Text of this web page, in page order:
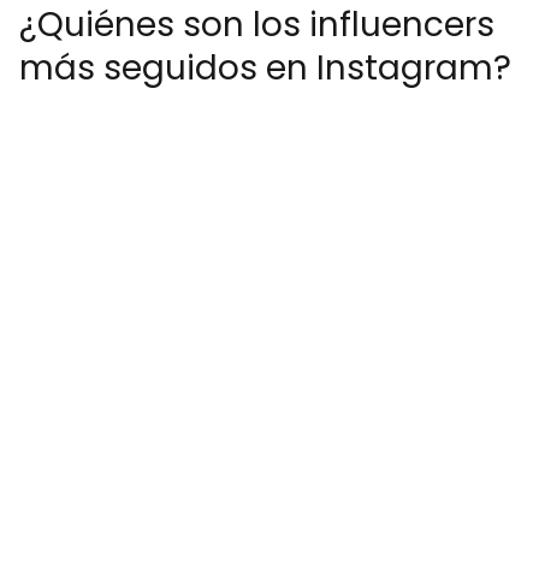
¿Quiénes son los influencers
más seguidos en Instagram?